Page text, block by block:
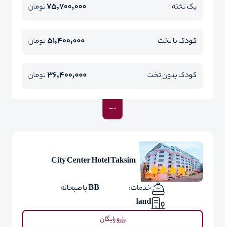
یک تخته 75,700,000تومان
کودک با تخت 51,400,000تومان
کودک بدون تخت 36,400,000تومان
City Center Hotel Taksim
خدمات:
BB با صبحانه
land
رزرو رایگان